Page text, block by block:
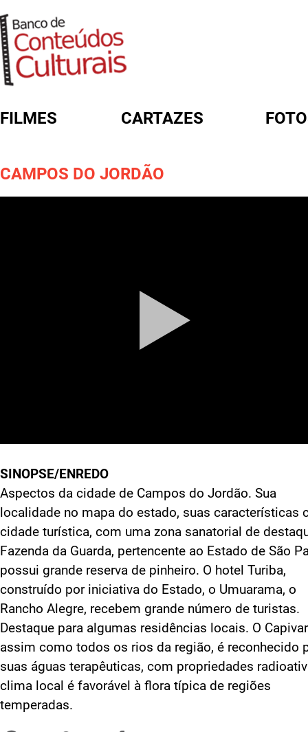
FILMES CARTAZES
CAMPOS DO JORDÃO
SINOPSE/ENREDO
Aspectos da cidade de Campos do Jordão. Sua
localidade no mapa do estado, suas características
cidade turística, com uma zona sanatorial de
Fazenda da Guarda, pertencente ao Estado de São
possui grande reserva de pinheiro. O hotel Turiba,
construído por iniciativa do Estado, o Umuarama, o
Rancho Alegre, recebem grande número de turistas.
Destaque para algumas residências locais. O
assim como todos os rios da região, é reconhecido
suas águas terapêuticas, com propriedades
clima local é favorável à flora típica de regiões
temperadas.
FORMULÁRIO DE BUSCA